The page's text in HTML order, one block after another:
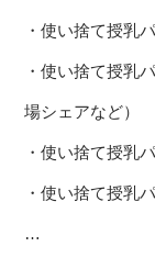
・使い捨て授乳
・使い捨て授乳
場シェアなど）
・使い捨て授乳
・使い捨て授乳
…